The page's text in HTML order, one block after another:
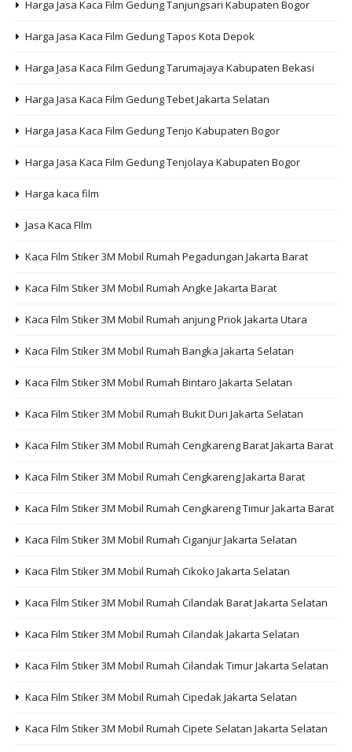
Harga Jasa Kaca Film Gedung Tanjungsari Kabupaten Bogor
Harga Jasa Kaca Film Gedung Tapos Kota Depok
Harga Jasa Kaca Film Gedung Tarumajaya Kabupaten Bekasi
Harga Jasa Kaca Film Gedung Tebet Jakarta Selatan
Harga Jasa Kaca Film Gedung Tenjo Kabupaten Bogor
Harga Jasa Kaca Film Gedung Tenjolaya Kabupaten Bogor
Harga kaca film
Jasa Kaca FIlm
Kaca Film Stiker 3M Mobil Rumah Pegadungan Jakarta Barat
Kaca Film Stiker 3M Mobil Rumah Angke Jakarta Barat
Kaca Film Stiker 3M Mobil Rumah anjung Priok Jakarta Utara
Kaca Film Stiker 3M Mobil Rumah Bangka Jakarta Selatan
Kaca Film Stiker 3M Mobil Rumah Bintaro Jakarta Selatan
Kaca Film Stiker 3M Mobil Rumah Bukit Duri Jakarta Selatan
Kaca Film Stiker 3M Mobil Rumah Cengkareng Barat Jakarta Barat
Kaca Film Stiker 3M Mobil Rumah Cengkareng Jakarta Barat
Kaca Film Stiker 3M Mobil Rumah Cengkareng Timur Jakarta Barat
Kaca Film Stiker 3M Mobil Rumah Ciganjur Jakarta Selatan
Kaca Film Stiker 3M Mobil Rumah Cikoko Jakarta Selatan
Kaca Film Stiker 3M Mobil Rumah Cilandak Barat Jakarta Selatan
Kaca Film Stiker 3M Mobil Rumah Cilandak Jakarta Selatan
Kaca Film Stiker 3M Mobil Rumah Cilandak Timur Jakarta Selatan
Kaca Film Stiker 3M Mobil Rumah Cipedak Jakarta Selatan
Kaca Film Stiker 3M Mobil Rumah Cipete Selatan Jakarta Selatan